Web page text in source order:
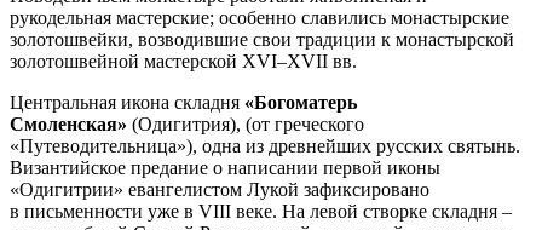
рукодельная мастерские; особенно славились монастырские
золотошвейки, возводившие свои традиции к монастырской
золотошвейной мастерской XVI–XVII вв.
Центральная икона складня «Богоматерь
Смоленская» (Одигитрия), (от греческого
«Путеводительница»), одна из древнейших русских святынь.
Византийское предание о написании первой иконы
«Одигитрии» евангелистом Лукой зафиксировано
в письменности уже в VIII веке. На левой створке складня –